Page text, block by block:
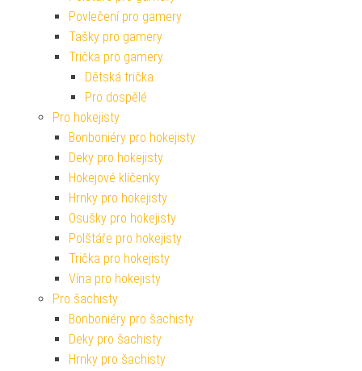
Povlečení pro gamery
Tašky pro gamery
Trička pro gamery
Dětská trička
Pro dospělé
Pro hokejisty
Bonboniéry pro hokejisty
Deky pro hokejisty
Hokejové klíčenky
Hrnky pro hokejisty
Osušky pro hokejisty
Polštáře pro hokejisty
Trička pro hokejisty
Vína pro hokejisty
Pro šachisty
Bonboniéry pro šachisty
Deky pro šachisty
Hrnky pro šachisty